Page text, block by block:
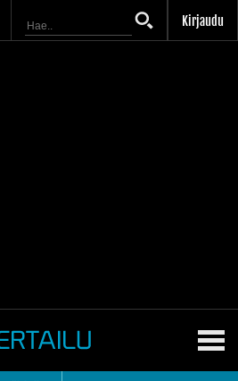
Kirjaudu